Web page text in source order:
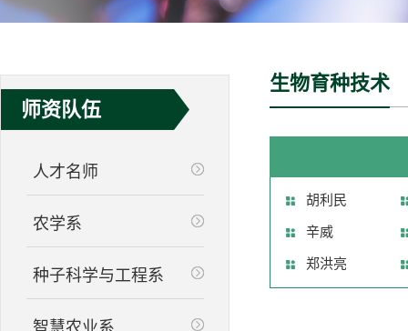
师资队伍
人才名师
农学系
种子科学与工程系
生物育种技术
胡利民
辛威
郑洪亮